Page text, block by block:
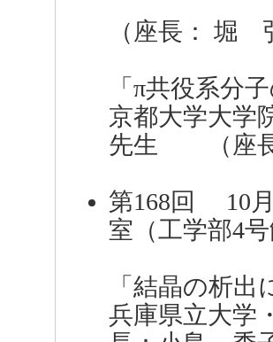
（座長： 堀
「π共役系分
京都大学大
先生 （座
第168回 10
室（工学部4
「結晶の析
兵庫県立大